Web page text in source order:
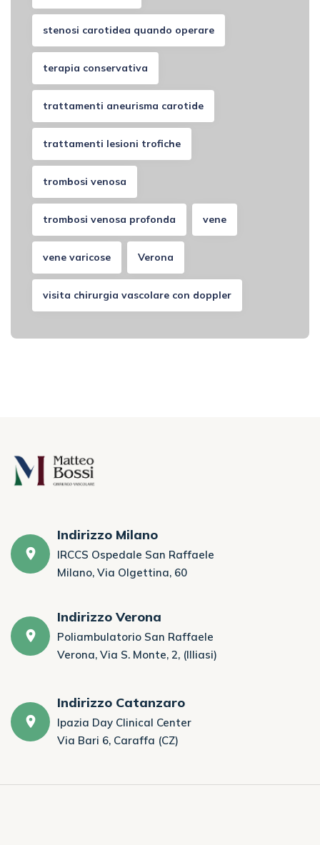
stenosi carotidea quando operare
terapia conservativa
trattamenti aneurisma carotide
trattamenti lesioni trofiche
trombosi venosa
trombosi venosa profonda vene
vene varicose Verona
visita chirurgia vascolare con doppler
Indirizzo Milano
IRCCS Ospedale San Raffaele
Milano, Via Olgettina, 60
Indirizzo Verona
Poliambulatorio San Raffaele
Verona, Via S. Monte, 2, (Illiasi)
Indirizzo Catanzaro
Ipazia Day Clinical Center
Via Bari 6, Caraffa (CZ)